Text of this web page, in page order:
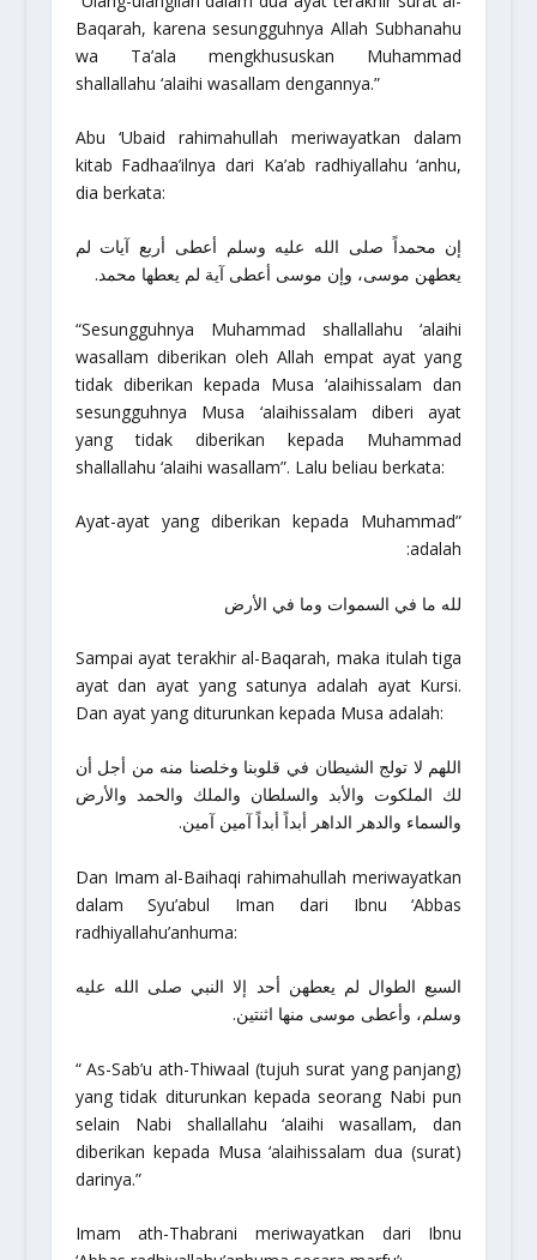
Baqarah, karena sesungguhnya AllahSubhanahu
wa Ta’ala mengkhususkan Muhammad
shallallahu ‘alaihi wasallam dengannya.”
Abu ‘Ubaid rahimahullah meriwayatkan dalam
kitab Fadhaa’ilnya dari Ka’ab radhiyallahu ‘anhu,
dia berkata:
إن محمداً صلى الله عليه وسلم أعطى أربع آيات لم
يعطهن موسى، وإن موسى أعطى آية لم يعطها محمد.
“Sesungguhnya Muhammad shallallahu ‘alaihi
wasallam diberikan oleh Allah empat ayat yang
tidak diberikan kepada Musa‘alaihissalam dan
sesungguhnya Musa ‘alaihissalam diberi ayat
yang tidak diberikan kepada Muhammad
shallallahu ‘alaihi wasallam”. Lalu beliau berkata:
”Ayat-ayat yang diberikan kepada Muhammad
adalah:
لله ما في السموات وما في الأرض
Sampai ayat terakhir al-Baqarah, maka itulah tiga
ayat dan ayat yang satunya adalah ayat Kursi.
Dan ayat yang diturunkan kepada Musa adalah:
اللهم لا تولج الشيطان في قلوبنا وخلصنا منه من أجل أن
لك الملكوت والأبد والسلطان والملك والحمد والأرض
والسماء والدهر الداهر أبداً أبداً آمين آمين.
Dan Imam al-Baihaqirahimahullah meriwayatkan
dalam Syu’abul Iman dari Ibnu ‘Abbas
radhiyallahu’anhuma:
السبع الطوال لم يعطهن أحد إلا النبي صلى الله عليه
وسلم، وأعطى موسى منها اثنتين.
“ As-Sab’u ath-Thiwaal (tujuh surat yang panjang)
yang tidak diturunkan kepada seorang Nabi pun
selain Nabi shallallahu ‘alaihi wasallam, dan
diberikan kepada Musa‘alaihissalam dua (surat)
darinya.”
Imam ath-Thabrani meriwayatkan dari Ibnu